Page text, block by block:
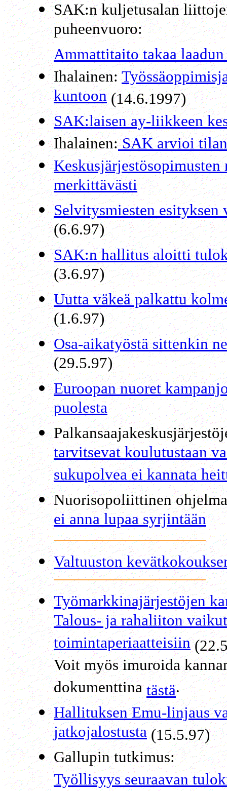
SAK:n kuljetusalan
puheenvuoro:
Ammattitaito takaa
Ihalainen:
kuntoon(14.6.1997)
SAK:laisen ay-liikkeen
Ihalainen:SAK arvioi
Keskusjärjestösopimusten
merkittävästi
Selvitysmiesten
(6.6.97)
SAK:n hallitus aloitti
(3.6.97)
Uutta väkeä palkattu
(1.6.97)
Osa-aikatyöstä sittenkin
(29.5.97)
Euroopan nuoret
puolesta
tarvitsevat koulutustaan
sukupolvea ei kannata
Nuorisopoliittinen
ei anna lupaa syrjintään
Valtuuston
Työmarkkinajärjestöjen
Talous- ja rahaliiton
toimintaperiaatteisiin
Voit myös imuroida
dokumenttinatästä.
Hallituksen Emu-linjaus
jatkojalostusta(15.5.97)
Gallupin tutkimus:
Työllisyys seuraavan